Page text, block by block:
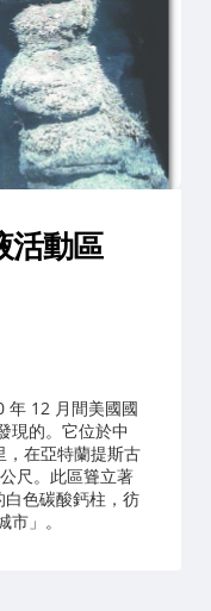
活動區
年 12 月間美國國
現的。它位於中
，在亞特蘭提斯古
尺。此區聳立著
色碳酸鈣柱，彷
」。